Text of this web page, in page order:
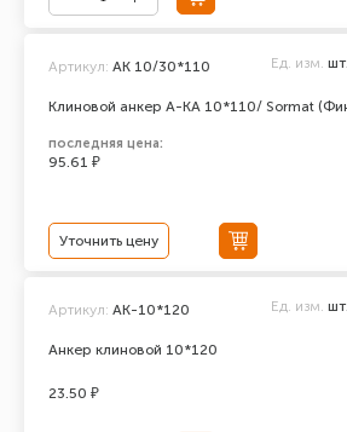
Клиновой анкер A-KA 10*110/ Sormat
Артикул: AK 10/30*110 Ед. изм. шт.
последняя цена:
95.61 ₽
Уточнить цену
Анкер клиновой 10*120
Артикул: АК-10*120 Ед. изм. шт.
23.50 ₽